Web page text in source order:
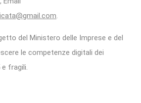
.
del Ministero delle Imprese e del
le competenze digitali dei
fragili.